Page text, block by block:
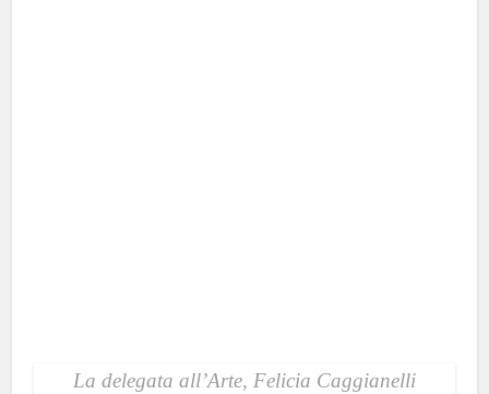
La delegata all’Arte, Felicia Caggianelli